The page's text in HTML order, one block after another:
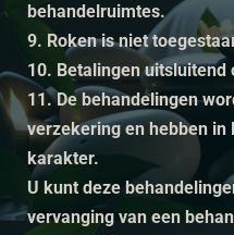
behandelruimtes.
9. Roken is niet
10. Betalingen uitsluitend
11. De behandelingen
verzekering en hebben in
karakter.
U kunt deze
vervanging van een